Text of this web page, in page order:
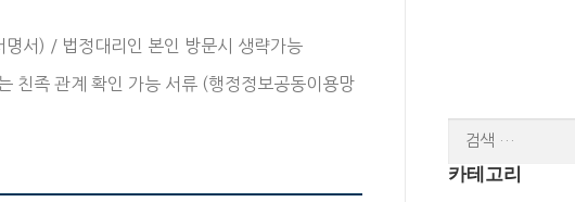
서) / 법정대리인 본인 방문시 생략가능
친족 관계 확인 가능 서류 (행정정보공동이용망
색:
카테고리